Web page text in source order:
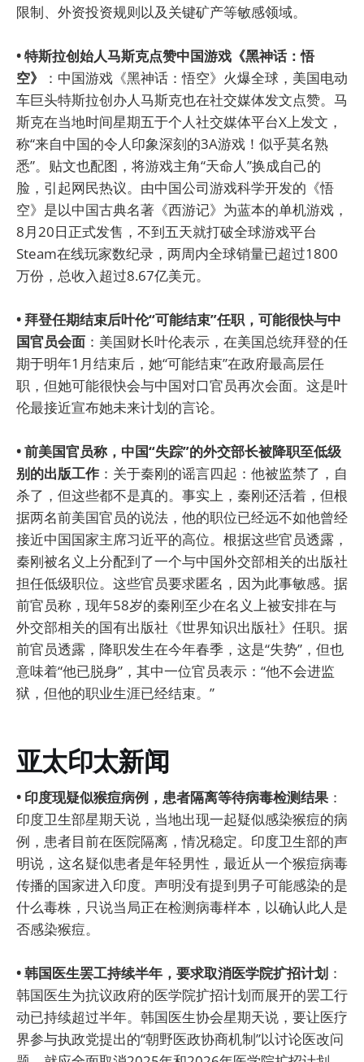
限制、外资投资规则以及关键矿产等敏感领域。
• 特斯拉创始人马斯克点赞中国游戏《黑神话：悟
空》
：中国游戏《黑神话：悟空》火爆全球，美国电动
车巨头特斯拉创办人马斯克也在社交媒体发文点赞。马
斯克在当地时间星期五于个人社交媒体平台X上发文，
称“来自中国的令人印象深刻的3A游戏！似乎莫名熟
悉”。贴文也配图，将游戏主角“天命人”换成自己的
脸，引起网民热议。由中国公司游戏科学开发的《悟
空》是以中国古典名著《西游记》为蓝本的单机游戏，
8月20日正式发售，不到五天就打破全球游戏平台
Steam在线玩家数纪录，两周内全球销量已超过1800
万份，总收入超过8.67亿美元。
• 拜登任期结束后叶伦“可能结束”任职，可能很快与中
国官员会面 ：美国财长叶伦表示，在美国总统拜登的任
期于明年1月结束后，她“可能结束”在政府最高层任
职，但她可能很快会与中国对口官员再次会面。这是叶
伦最接近宣布她未来计划的言论。
• 前美国官员称，中国“失踪”的外交部长被降职至低级
别的出版工作 ：关于秦刚的谣言四起：他被监禁了，自
杀了，但这些都不是真的。事实上，秦刚还活着，但根
据两名前美国官员的说法，他的职位已经远不如他曾经
接近中国国家主席习近平的高位。根据这些官员透露，
秦刚被名义上分配到了一个与中国外交部相关的出版社
担任低级职位。这些官员要求匿名，因为此事敏感。据
前官员称，现年58岁的秦刚至少在名义上被安排在与
外交部相关的国有出版社《世界知识出版社》任职。据
前官员透露，降职发生在今年春季，这是“失势”，但也
意味着“他已脱身”，其中一位官员表示：“他不会进监
狱，但他的职业生涯已经结束。”
亚太印太新闻
• 印度现疑似猴痘病例，患者隔离等待病毒检测结果 ：
印度卫生部星期天说，当地出现一起疑似感染猴痘的病
例，患者目前在医院隔离，情况稳定。印度卫生部的声
明说，这名疑似患者是年轻男性，最近从一个猴痘病毒
传播的国家进入印度。声明没有提到男子可能感染的是
什么毒株，只说当局正在检测病毒样本，以确认此人是
否感染猴痘。
• 韩国医生罢工持续半年，要求取消医学院扩招计划 ：
韩国医生为抗议政府的医学院扩招计划而展开的罢工行
动已持续超过半年。韩国医生协会星期天说，要让医疗
界参与执政党提出的“朝野医政协商机制”以讨论医改问